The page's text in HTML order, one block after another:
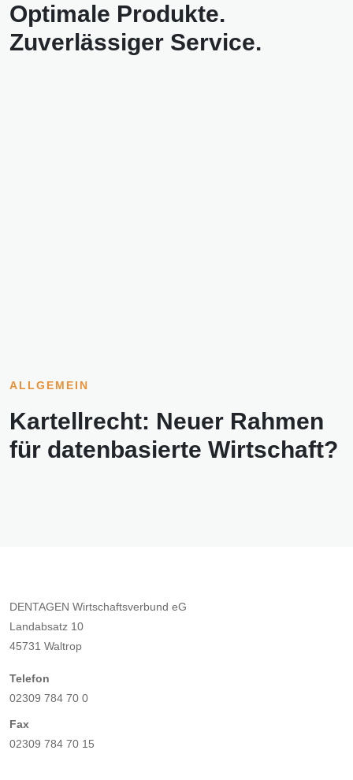
Optimale Produkte.
Zuverlässiger Service.
ALLGEMEIN
Kartellrecht: Neuer Rahmen
für datenbasierte Wirtschaft?
DENTAGEN Wirtschaftsverbund eG
Landabsatz 10
45731 Waltrop
Telefon
02309 784 70 0
Fax
02309 784 70 15